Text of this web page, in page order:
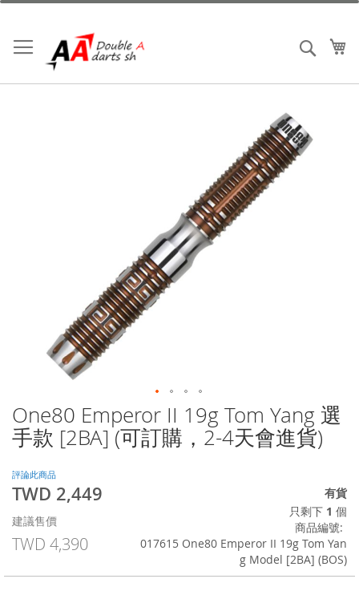
跳
內
容
搜索
One80 Emperor II 19g Tom Yang 選
手款 [2BA] (可訂購，2-4天會進貨)
評論此商品
特
價
格
TWD 2,449
建議售價
TWD 4,390
有貨
只剩下 1 個
商品編號
017615 One80 Emperor II 19g Tom Yan
g Model [2BA] (BOS)
Skip
to
the
of
the
gallery